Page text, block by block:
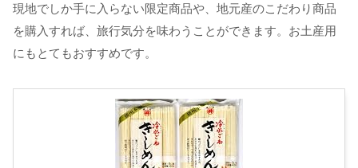
現地でしか手に入らない限定商品や、地元産のこだわり商品
を購入すれば、旅行気分を味わうことができます。お土産用
にもとてもおすすめです。